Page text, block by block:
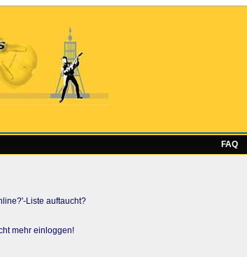
FAQ
Liste auftaucht?
mehr einloggen!